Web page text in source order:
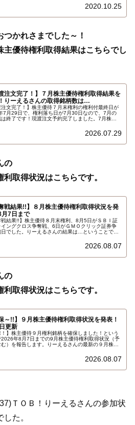
ーえるさんの参加状況と手続き状況を報告します。
2020.10.25
つかれさまでした～！
優待権利取得結果はこちらでし
渡注文完了！】７月株主優待権利取得結果を
りーえるさんの取得銘柄数は…
注文完了！】株主優待７月末権利の権利付最終日が
7月29日で、権利落ち日が7月30日なので、7月の
終了です！現渡注文予約完了しました。7月株主
2026.07.29
の
取得状況はこちらです。
奪戦結果!!】８月株主優待権利取得状況を発
月7日まで
戦結果!!】株主優待８月末権利、8月5日がＳＢＩ証
イングクロス争奪戦、6日がＧＭＯクリック証券争
日でした。りーえるさんの結果は…ということで、
を報告します。最新の取得状況はこちらです…
2026.08.07
の
取得状況はこちらです。
～!!】９月株主優待権利取得状況を発表！
更新
！】株主優待９月権利銘柄を確保しました！という
2026年8月7日までの9月株主優待権利取得状況（予
）を報告します。りーえるさんの最新の９月株主
2026.08.07
ＴＯＢ！りーえるさんの参加状
た。